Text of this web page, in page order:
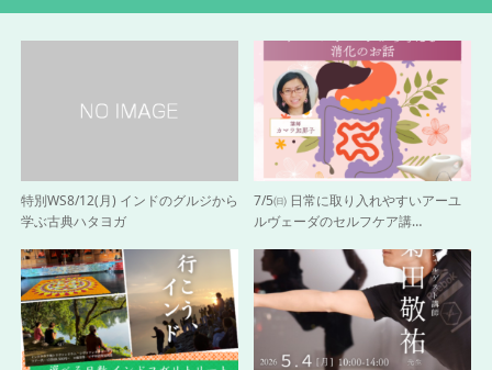
特別WS8/12(月) インドのグルジから
学ぶ古典ハタヨガ
7/5㈰ 日常に取り入れやすいアーユ
ルヴェーダのセルフケア講…